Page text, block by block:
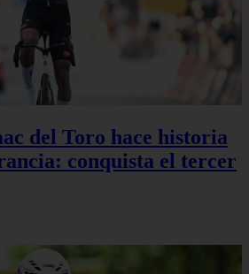
del Toro hace historia
conquista el tercer